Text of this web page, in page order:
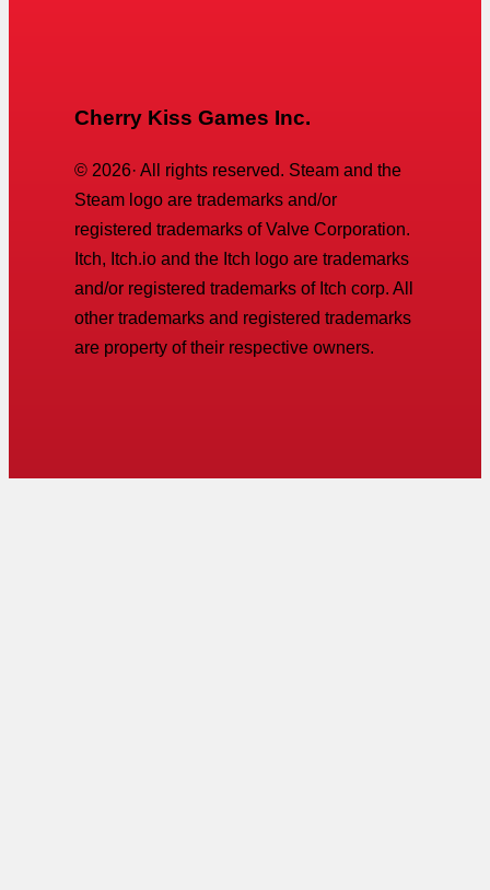
Cherry Kiss Games Inc.
© 2026· All rights reserved. Steam and the
Steam logo are trademarks and/or
registered trademarks of Valve Corporation.
Itch, Itch.io and the Itch logo are trademarks
and/or registered trademarks of Itch corp. All
other trademarks and registered trademarks
are property of their respective owners.